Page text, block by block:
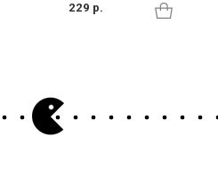
229 р.